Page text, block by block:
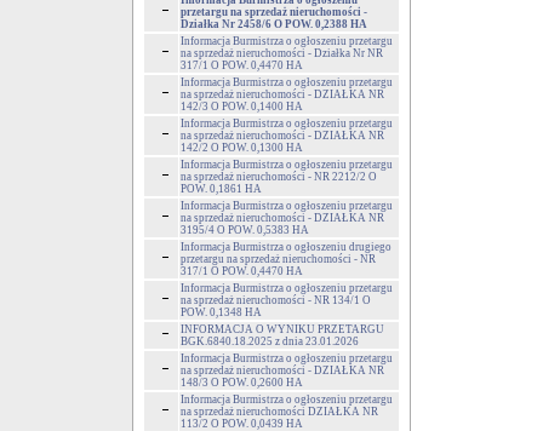
przetargu na sprzedaż nieruchomości -
Działka Nr 2458/6 O POW. 0,2388 HA
Informacja Burmistrza o ogłoszeniu przetargu
na sprzedaż nieruchomości - Działka Nr NR
317/1 O POW. 0,4470 HA
Informacja Burmistrza o ogłoszeniu przetargu
na sprzedaż nieruchomości - DZIAŁKA NR
142/3 O POW. 0,1400 HA
Informacja Burmistrza o ogłoszeniu przetargu
na sprzedaż nieruchomości - DZIAŁKA NR
142/2 O POW. 0,1300 HA
Informacja Burmistrza o ogłoszeniu przetargu
na sprzedaż nieruchomości - NR 2212/2 O
POW. 0,1861 HA
Informacja Burmistrza o ogłoszeniu przetargu
na sprzedaż nieruchomości - DZIAŁKA NR
3195/4 O POW. 0,5383 HA
Informacja Burmistrza o ogłoszeniu drugiego
przetargu na sprzedaż nieruchomości - NR
317/1 O POW. 0,4470 HA
Informacja Burmistrza o ogłoszeniu przetargu
na sprzedaż nieruchomości - NR 134/1 O
POW. 0,1348 HA
INFORMACJA O WYNIKU PRZETARGU
BGK.6840.18.2025 z dnia 23.01.2026
Informacja Burmistrza o ogłoszeniu przetargu
na sprzedaż nieruchomości - DZIAŁKA NR
148/3 O POW. 0,2600 HA
Informacja Burmistrza o ogłoszeniu przetargu
na sprzedaż nieruchomości DZIAŁKA NR
113/2 O POW. 0,0439 HA